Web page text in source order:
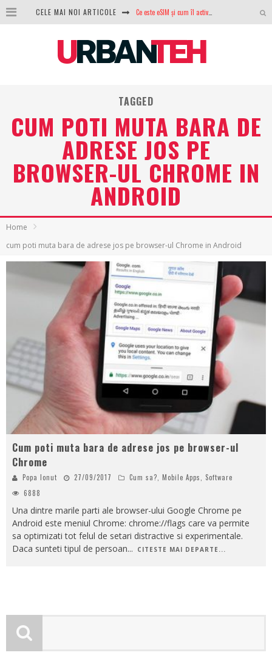
CELE MAI NOI ARTICOLE Ce este eSIM și cum îl activezi pe telefon? Ghid complet pentru Android și iPhone
Analiza producției fotovoltaice în România – cât produce un sistem solar pe timp de iarnă?
NVIDIA avertizează: memoria RAM și SSD-urile ar putea deveni și mai scumpe în perioada următoare
GTA VI poate fi precomandat oficial. Rockstar dezvăluie edițiile oficiale și bonusurile pe care le primești
TAGGED
CUM POTI MUTA BARA DE
ADRESE JOS PE
BROWSER-UL CHROME IN
ANDROID
Home
cum poti muta bara de adrese jos pe browser-ul Chrome in Android
Cum poti muta bara de adrese jos pe browser-ul
Chrome
Popa Ionut 27/09/2017 Cum sa?, Mobile Apps, Software
6888
Una dintre marile parti ale browser-ului Google Chrome pe
Android este meniul Chrome: chrome://flags care va permite
sa optimizati tot felul de setari distractive si experimentale.
Daca sunteti tipul de persoan... CITESTE MAI DEPARTE...